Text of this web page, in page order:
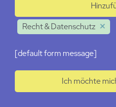
Recht & Datenschutz
[default form message]
Ich möchte